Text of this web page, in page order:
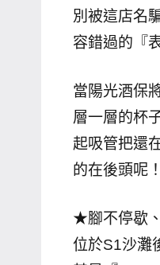
窟
泰
遊
書
作
者、
發
會
別被這店名
容錯過的『
當陽光酒保
層一層的杯
起吸管把還
的在後頭呢
★腳不停歇
位於S1沙灘